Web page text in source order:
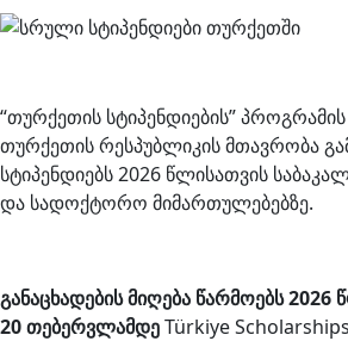
“თურქეთის სტიპენდიების”
თურქეთის რესპუბლიკის მთავრობა
სტიპენდიებს 2026 წლისათვის
და სადოქტორო მიმართულებებზე.
განაცხადების მიღება წარმოებს 2026
20 თებერვლამდეTürkiye